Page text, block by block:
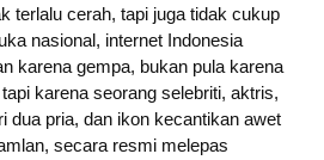
terlalu cerah, tapi juga tidak cukup
nasional, internet Indonesia
karena gempa, bukan pula karena
karena seorang selebriti, aktris,
dua pria, dan ikon kecantikan awet
secara resmi melepas